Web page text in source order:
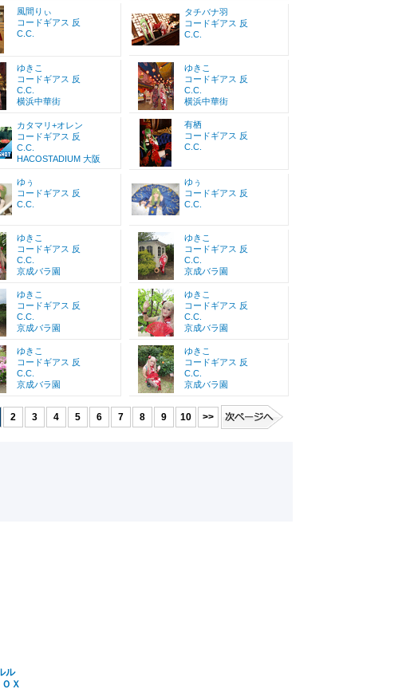
風間りぃ
コードギアス 反
C.C.
タチバナ羽
コードギアス 反
C.C.
ゆきこ
コードギアス 反
C.C.
横浜中華街
ゆきこ
コードギアス 反
C.C.
横浜中華街
カタマリ+オレン
コードギアス 反
C.C.
HACOSTADIUM 大阪
有栖
コードギアス 反
C.C.
ゆぅ
コードギアス 反
C.C.
ゆぅ
コードギアス 反
C.C.
ゆきこ
コードギアス 反
C.C.
京成バラ園
ゆきこ
コードギアス 反
C.C.
京成バラ園
ゆきこ
コードギアス 反
C.C.
京成バラ園
ゆきこ
コードギアス 反
C.C.
京成バラ園
ゆきこ
コードギアス 反
C.C.
京成バラ園
ゆきこ
コードギアス 反
C.C.
京成バラ園
2 3 4 5 6 7 8 9 10 >>
ル
Ｘ